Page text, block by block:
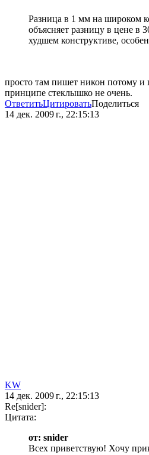
Разница в 1 мм на широком
объясняет разницу в цене в
худшем конструктиве,
просто там пишет никон потому и
принципе стеклышко не очень.
ОтветитьЦитироватьПоделиться
14 дек. 2009 г., 22:15:13
KW
14 дек. 2009 г., 22:15:13
Re[snider]:
Цитата:
от: snider
Всех приветствую! Хочу